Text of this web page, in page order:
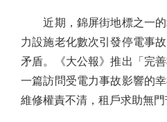
近期，錦屏街地標之一的
力設施老化數次引發停電事
矛盾。《大公報》推出「完
一篇訪問受電力事故影響的
維修權責不清，租戶求助無門